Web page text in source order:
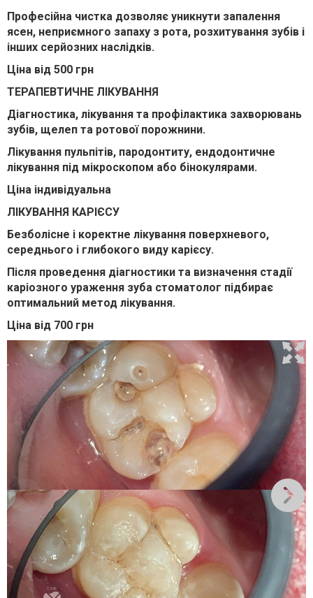
Професійна чистка дозволяє уникнути запалення
ясен, неприємного запаху з рота, розхитування зубів і
інших серйозних наслідків.
Ціна від 500 грн
ТЕРАПЕВТИЧНЕ ЛІКУВАННЯ
Діагностика, лікування та профілактика захворювань
зубів, щелеп та ротової порожнини.
Лікування пульпітів, пародонтиту, ендодонтичне
лікування під мікроскопом або бінокулярами.
Ціна індивідуальна
ЛІКУВАННЯ КАРІЄСУ
Безболісне і коректне лікування поверхневого,
середнього і глибокого виду карієсу.
Після проведення діагностики та визначення стадії
каріозного ураження зуба стоматолог підбирає
оптимальний метод лікування.
Ціна від 700 грн